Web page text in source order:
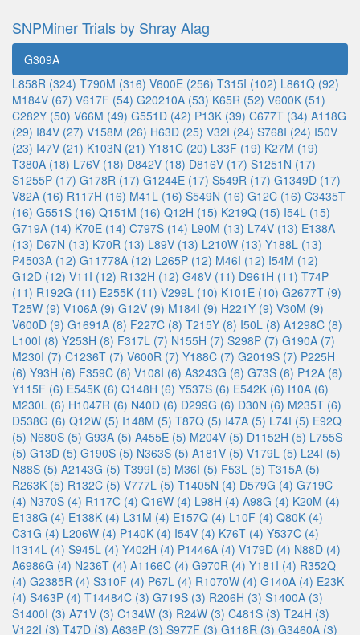
SNPMiner Trials by Shray Alag
G309A
L858R (324) T790M (316) V600E (256) T315I (102) L861Q (92)
M184V (67) V617F (54) G20210A (53) K65R (52) V600K (51)
C282Y (50) V66M (49) G551D (42) P13K (39) C677T (34) A118G
(29) I84V (27) V158M (26) H63D (25) V32I (24) S768I (24) I50V
(23) I47V (21) K103N (21) Y181C (20) L33F (19) K27M (19)
T380A (18) L76V (18) D842V (18) D816V (17) S1251N (17)
S1255P (17) G178R (17) G1244E (17) S549R (17) G1349D (17)
V82A (16) R117H (16) M41L (16) S549N (16) G12C (16) C3435T
(16) G551S (16) Q151M (16) Q12H (15) K219Q (15) I54L (15)
G719A (14) K70E (14) C797S (14) L90M (13) L74V (13) E138A
(13) D67N (13) K70R (13) L89V (13) L210W (13) Y188L (13)
P4503A (12) G11778A (12) L265P (12) M46I (12) I54M (12)
G12D (12) V11I (12) R132H (12) G48V (11) D961H (11) T74P
(11) R192G (11) E255K (11) V299L (10) K101E (10) G2677T (9)
T25W (9) V106A (9) G12V (9) M184I (9) H221Y (9) V30M (9)
V600D (9) G1691A (8) F227C (8) T215Y (8) I50L (8) A1298C (8)
L100I (8) Y253H (8) F317L (7) N155H (7) S298P (7) G190A (7)
M230I (7) C1236T (7) V600R (7) Y188C (7) G2019S (7) P225H
(6) Y93H (6) F359C (6) V108I (6) A3243G (6) G73S (6) P12A (6)
Y115F (6) E545K (6) Q148H (6) Y537S (6) E542K (6) I10A (6)
M230L (6) H1047R (6) N40D (6) D299G (6) D30N (6) M235T (6)
D538G (6) Q12W (5) I148M (5) T87Q (5) I47A (5) L74I (5) E92Q
(5) N680S (5) G93A (5) A455E (5) M204V (5) D1152H (5) L755S
(5) G13D (5) G190S (5) N363S (5) A181V (5) V179L (5) L24I (5)
N88S (5) A2143G (5) T399I (5) M36I (5) F53L (5) T315A (5)
R263K (5) R132C (5) V777L (5) T1405N (4) D579G (4) G719C
(4) N370S (4) R117C (4) Q16W (4) L98H (4) A98G (4) K20M (4)
E138G (4) E138K (4) L31M (4) E157Q (4) L10F (4) Q80K (4)
C31G (4) L206W (4) P140K (4) I54V (4) K76T (4) Y537C (4)
I1314L (4) S945L (4) Y402H (4) P1446A (4) V179D (4) N88D (4)
A6986G (4) N236T (4) A1166C (4) G970R (4) Y181I (4) R352Q
(4) G2385R (4) S310F (4) P67L (4) R1070W (4) G140A (4) E23K
(4) S463P (4) T14484C (3) G719S (3) R206H (3) S1400A (3)
S1400I (3) A71V (3) C134W (3) R24W (3) C481S (3) T24H (3)
V122I (3) T47D (3) A636P (3) S977F (3) G118R (3) G3460A (3)